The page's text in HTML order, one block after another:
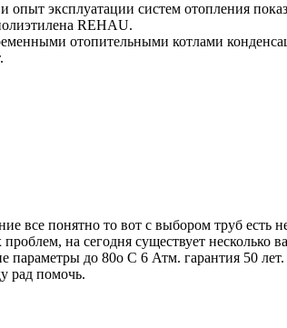
эксплуатации систем отопления
REHAU.
отопительными котлами
все понятно то вот с выбором труб есть
на сегодня существует
до 80о С 6 Атм. гарантия 50
рад помочь.